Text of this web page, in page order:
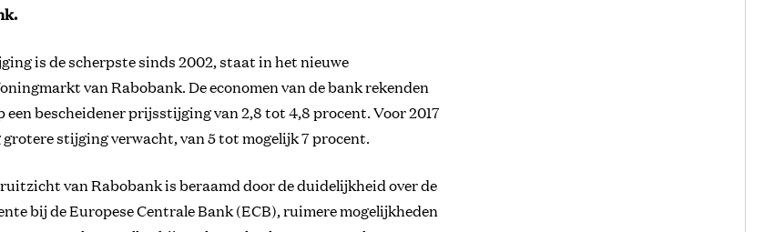
is de scherpste sinds 2002, staat in het nieuwe
van Rabobank. De economen van de bank rekenden
een bescheidener prijsstijging van 2,8 tot 4,8 procent. Voor 2017
grotere stijging verwacht, van 5 tot mogelijk 7 procent.
van Rabobank is beraamd door de duidelijkheid over de
bij de Europese Centrale Bank (ECB), ruimere mogelijkheden